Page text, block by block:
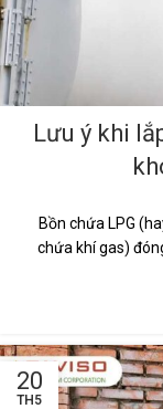
Lưu ý khi
Bồn chứa LPG
chứa khí gas)
20
TH5